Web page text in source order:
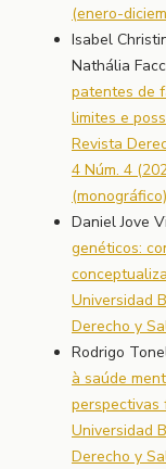
(enero-
Isabel
Nathália
patentes de
limites e
Revista
4 Núm. 4
(monográfico)
Daniel Jove
genéticos:
Universidad
Derecho y
Rodrigo
à saúde
perspectivas
Universidad
Derecho y